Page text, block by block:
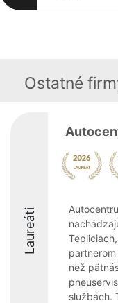
Ostatné
Laureáti
než
službách.